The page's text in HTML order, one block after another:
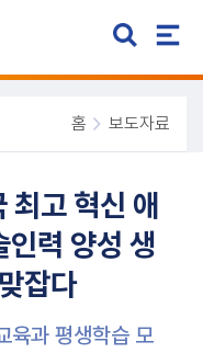
홈 보도자료
최고 혁신 애
인력 양성 생
잡다
육과 평생학습 모